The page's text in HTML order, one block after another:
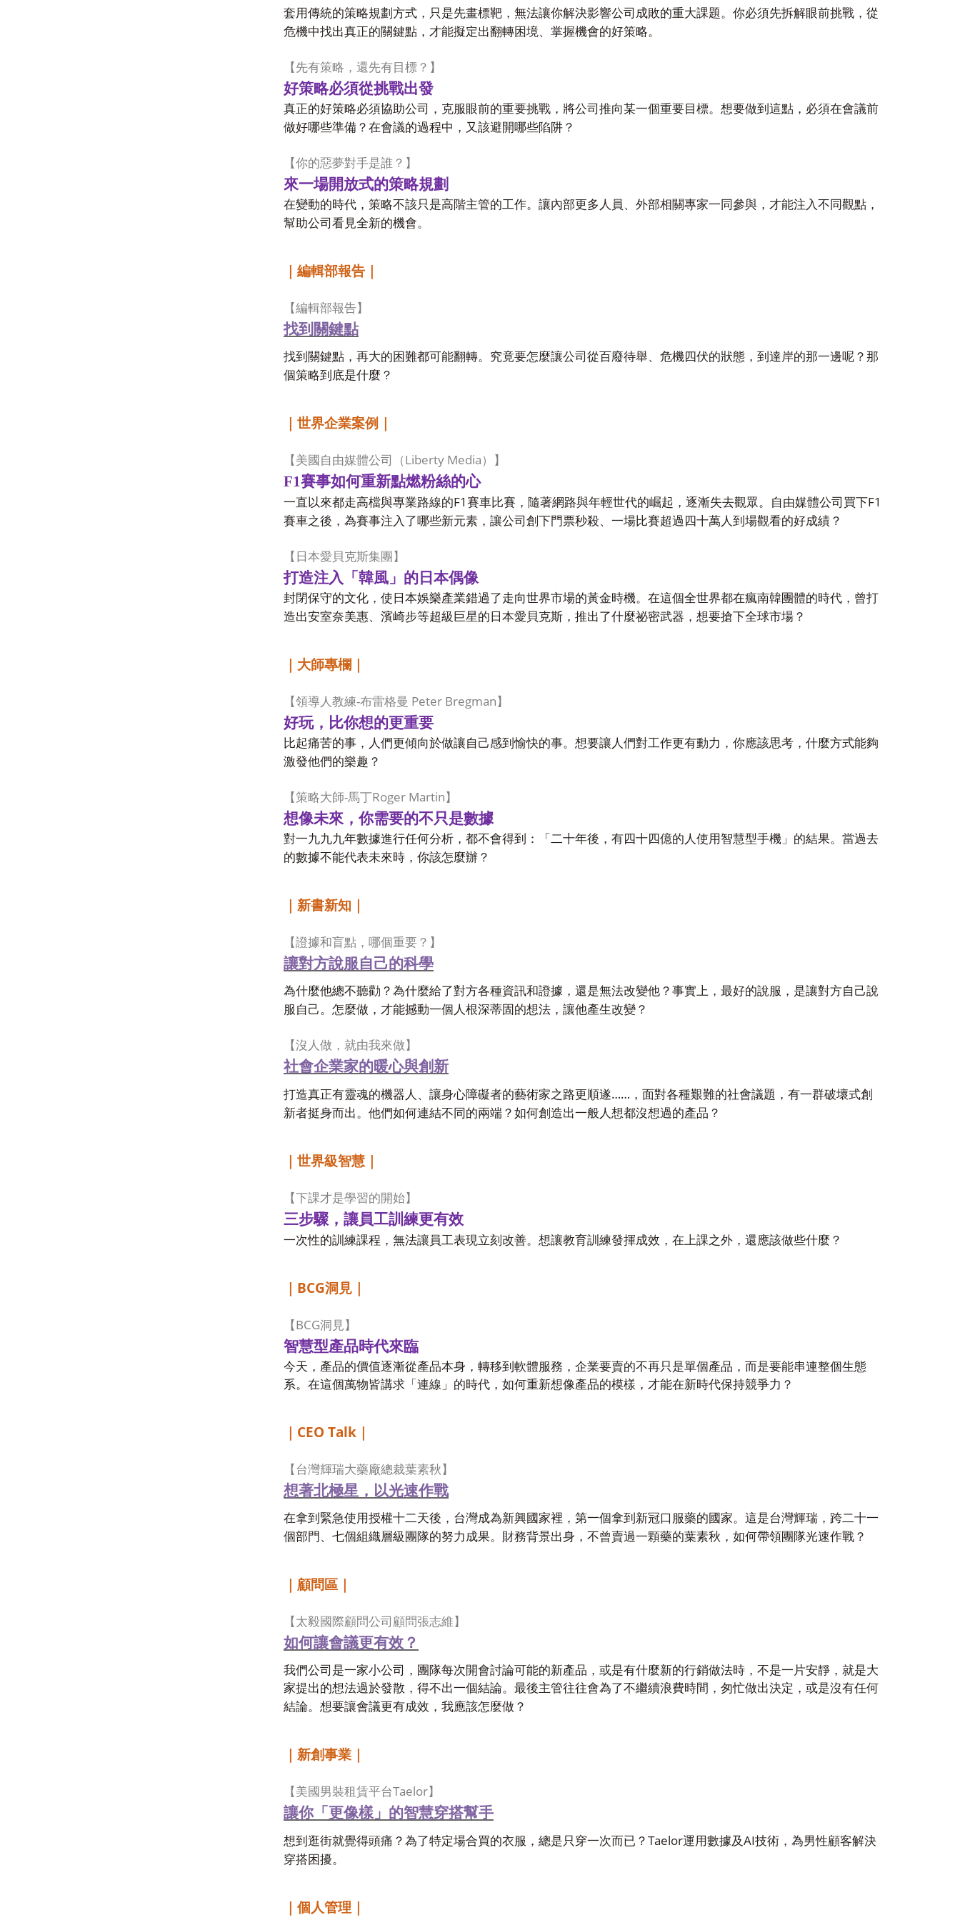
套用傳統的策略規劃方式，只是先畫標靶，無法讓你解決影響公司成敗的重大課題。你必須先拆解眼前挑戰，從
危機中找出真正的關鍵點，才能擬定出翻轉困境、掌握機會的好策略。
【先有策略，還先有目標？】
好策略必須從挑戰出發
真正的好策略必須協助公司，克服眼前的重要挑戰，將公司推向某一個重要目標。想要做到這點，必須在會議前
做好哪些準備？在會議的過程中，又該避開哪些陷阱？
【你的惡夢對手是誰？】
來一場開放式的策略規劃
在變動的時代，策略不該只是高階主管的工作。讓內部更多人員、外部相關專家一同參與，才能注入不同觀點，
幫助公司看見全新的機會。
｜編輯部報告｜
【編輯部報告】
找到關鍵點
找到關鍵點，再大的困難都可能翻轉。究竟要怎麼讓公司從百廢待舉、危機四伏的狀態，到達岸的那一邊呢？那
個策略到底是什麼？
｜世界企業案例｜
【美國自由媒體公司（ Liberty Media ）】
F1賽事如何重新點燃粉絲的心
一直以來都走高檔與專業路線的F1 賽車比賽，隨著網路與年輕世代的崛起，逐漸失去觀眾。自由媒體公司買下F1
賽車之後，為賽事注入了哪些新元素，讓公司創下門票秒殺、一場比賽超過四十萬人到場觀看的好成績？
【日本愛貝克斯集團】
打造注入「韓風」的日本偶像
封閉保守的文化，使日本娛樂產業錯過了走向世界市場的黃金時機。在這個全世界都在瘋南韓團體的時代，曾打
造出安室奈美惠、濱崎步等超級巨星的日本愛貝克斯，推出了什麼祕密武器，想要搶下全球市場？
｜大師專欄｜
【領導人教練-布雷格曼 Peter Bregman 】
好玩，比你想的更重要
比起痛苦的事，人們更傾向於做讓自己感到愉快的事。想要讓人們對工作更有動力，你應該思考，什麼方式能夠
激發他們的樂趣？
【策略大師-馬丁Roger Martin 】
想像未來，你需要的不只是數據
對一九九九年數據進行任何分析，都不會得到：「二十年後，有四十四億的人使用智慧型手機」的結果。當過去
的數據不能代表未來時，你該怎麼辦？
｜新書新知｜
【證據和盲點，哪個重要？】
讓對方說服自己的科學
為什麼他總不聽勸？為什麼給了對方各種資訊和證據，還是無法改變他？事實上，最好的說服，是讓對方自己說
服自己。怎麼做，才能撼動一個人根深蒂固的想法，讓他產生改變？
【沒人做，就由我來做】
社會企業家的暖心與創新
打造真正有靈魂的機器人、讓身心障礙者的藝術家之路更順遂…… ，面對各種艱難的社會議題，有一群破壞式創
新者挺身而出。他們如何連結不同的兩端？如何創造出一般人想都沒想過的產品？
｜世界級智慧｜
【下課才是學習的開始】
三步驟，讓員工訓練更有效
一次性的訓練課程，無法讓員工表現立刻改善。想讓教育訓練發揮成效，在上課之外，還應該做些什麼？
BCG洞見｜
【 BCG洞見】
智慧型產品時代來臨
今天，產品的價值逐漸從產品本身，轉移到軟體服務，企業要賣的不再只是單個產品，而是要能串連整個生態
系。在這個萬物皆講求「連線」的時代，如何重新想像產品的模樣，才能在新時代保持競爭力？
CEO Talk
【台灣輝瑞大藥廠總裁葉素秋】
想著北極星，以光速作戰
在拿到緊急使用授權十二天後，台灣成為新興國家裡，第一個拿到新冠口服藥的國家。這是台灣輝瑞，跨二十一
個部門、七個組織層級團隊的努力成果。財務背景出身，不曾賣過一顆藥的葉素秋，如何帶領團隊光速作戰？
｜顧問區｜
【太毅國際顧問公司顧問張志維】
如何讓會議更有效？
我們公司是一家小公司，團隊每次開會討論可能的新產品，或是有什麼新的行銷做法時，不是一片安靜，就是大
家提出的想法過於發散，得不出一個結論。最後主管往往會為了不繼續浪費時間，匆忙做出決定，或是沒有任何
結論。想要讓會議更有成效，我應該怎麼做？
｜新創事業｜
【美國男裝租賃平台Taelor】
讓你「更像樣」的智慧穿搭幫手
想到逛街就覺得頭痛？為了特定場合買的衣服，總是只穿一次而已？ Taelor運用數據及AI技術，為男性顧客解決
穿搭困擾。
｜個人管理｜